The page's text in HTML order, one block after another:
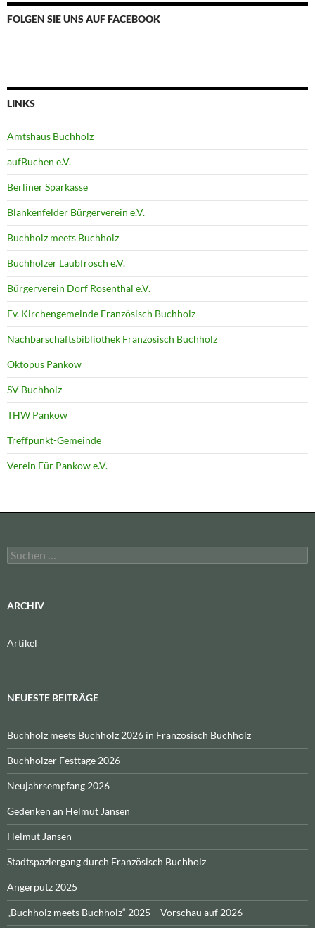
FOLGEN SIE UNS AUF FACEBOOK
LINKS
Amtshaus Buchholz
aufBuchen e.V.
Berliner Sparkasse
Blankenfelder Bürgerverein e.V.
Buchholz meets Buchholz
Buchholzer Laubfrosch e.V.
Bürgerverein Dorf Rosenthal e.V.
Ev. Kirchengemeinde Französisch Buchholz
Nachbarschaftsbibliothek Französisch Buchholz
Oktopus Pankow
SV Buchholz
THW Pankow
Treffpunkt-Gemeinde
Verein Für Pankow e.V.
Suchen
nach:
ARCHIV
Artikel
NEUESTE BEITRÄGE
Buchholz meets Buchholz 2026 in Französisch Buchholz
Buchholzer Festtage 2026
Neujahrsempfang 2026
Gedenken an Helmut Jansen
Helmut Jansen
Stadtspaziergang durch Französisch Buchholz
Angerputz 2025
„Buchholz meets Buchholz“ 2025 – Vorschau auf 2026